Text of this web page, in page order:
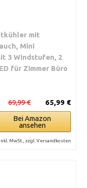
mit
Mini
3 Windstufen, 2
für Zimmer Büro
65,99 €
69,99 €
Bei Amazon
ansehen
MwSt., zzgl. Versandkosten